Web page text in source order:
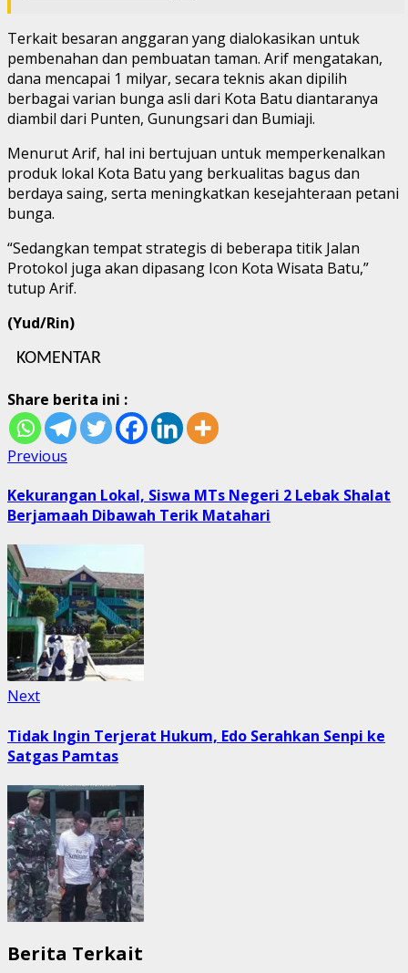
Terkait besaran anggaran yang dialokasikan untuk
pembenahan dan pembuatan taman. Arif mengatakan,
dana mencapai 1 milyar, secara teknis akan dipilih
berbagai varian bunga asli dari Kota Batu diantaranya
diambil dari Punten, Gunungsari dan Bumiaji.
Menurut Arif, hal ini bertujuan untuk memperkenalkan
produk lokal Kota Batu yang berkualitas bagus dan
berdaya saing, serta meningkatkan kesejahteraan petani
bunga.
“Sedangkan tempat strategis di beberapa titik Jalan
Protokol juga akan dipasang Icon Kota Wisata Batu,”
tutup Arif.
(Yud/Rin)
KOMENTAR
Share berita ini :
Post
navigation
Previous
Kekurangan Lokal, Siswa MTs Negeri 2 Lebak Shalat
Berjamaah Dibawah Terik Matahari
NextNext
Tidak Ingin Terjerat Hukum, Edo Serahkan Senpi ke
Satgas Pamtas
Berita Terkait